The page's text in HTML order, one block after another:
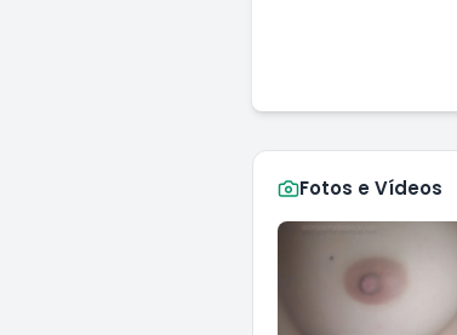
Fotos e Vídeos